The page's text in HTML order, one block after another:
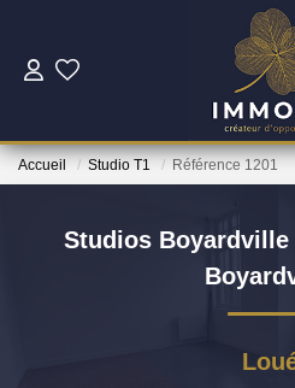
Nos
Accueil Studio T1 Référence 1201
Studios Boyardville